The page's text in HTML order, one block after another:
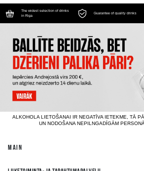
The widest selection of drinks
in Riga
Guarantee of quality drinks
ALKOHOLA LIETOŠANAI IR NEGATĪVA IETEKME, TĀ
UN NODOŠANA NEPILNGADĪGĀM
MAIN